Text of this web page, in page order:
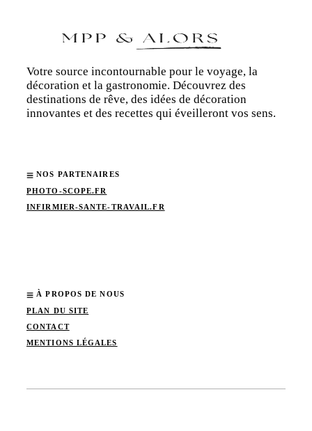
Votre source incontournable pour le voyage, la
décoration et la gastronomie. Découvrez des
destinations de rêve, des idées de décoration
innovantes et des recettes qui éveilleront vos sens.
NOS PARTENAIRES
PHOTO-SCOPE.FR
INFIRMIER-SANTE-TRAVAIL.FR
À PROPOS DE NOUS
PLAN DU SITE
CONTACT
MENTIONS LÉGALES